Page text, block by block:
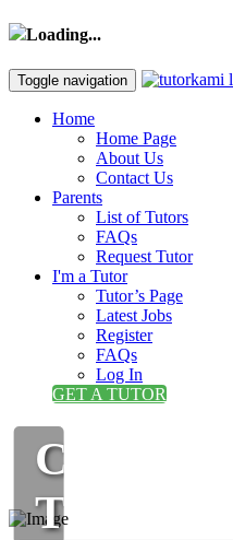
Loading...
Toggle navigation
Home
Home Page
About Us
Contact Us
Parents
List of Tutors
FAQs
Request Tutor
I'm a Tutor
Tutor’s Page
Latest Jobs
Register
FAQs
Log In
GET A TUTOR
CIKGU
TUISYEN